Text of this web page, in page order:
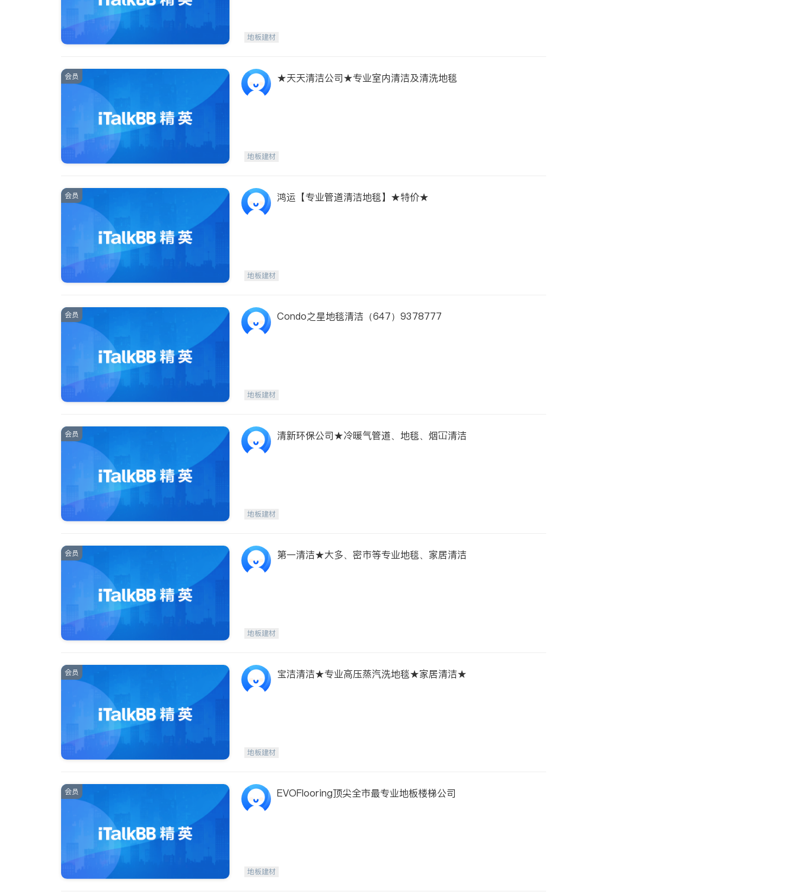
地板建材
会员 ★天天清洁公司★专业室内清洁及清洗地毯
地板建材
会员 鸿运【专业管道清洁地毯】★特价★
地板建材
会员 Condo之星地毯清洁（647）9378777
地板建材
会员 清新环保公司★冷暖气管道、地毯、烟冚清洁
地板建材
会员 第一清洁★大多、密市等专业地毯、家居清洁
地板建材
会员 宝洁清洁★专业高压蒸汽洗地毯★家居清洁★
地板建材
会员 EVOFlooring顶尖全市最专业地板楼梯公司
地板建材